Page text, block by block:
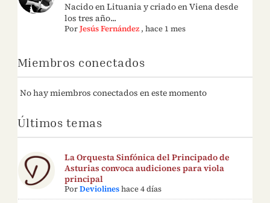
Nacido en Lituania y criado en Viena desde
los tres año...
PorJesús Fernández ,hace 1 mes
Miembros conectados
No hay miembros conectados en este momento
Últimos temas
La Orquesta Sinfónica del Principado de
Asturias convoca audiciones para viola
principal
PorDeviolines hace 4 días